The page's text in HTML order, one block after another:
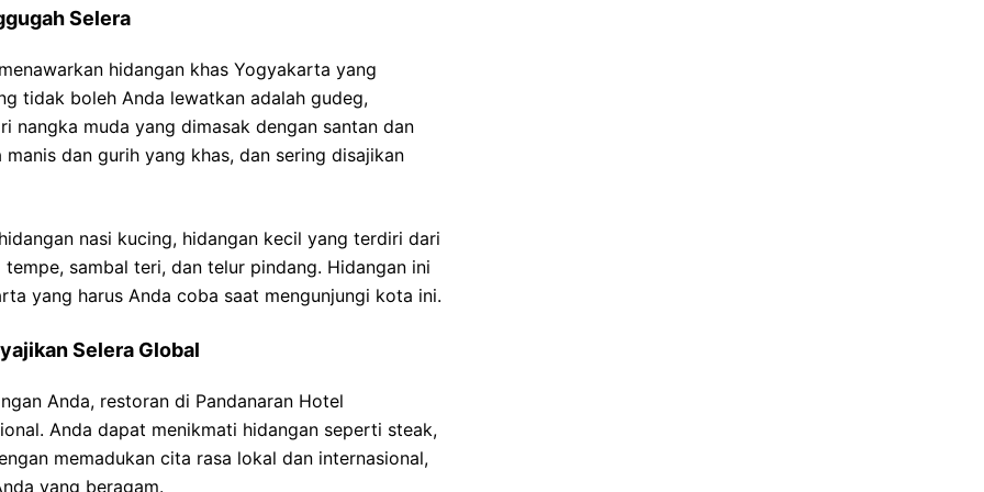
Selera
hidangan khas Yogyakarta yang
tidak boleh Anda lewatkan adalah gudeg,
nangka muda yang dimasak dengan santan dan
dan gurih yang khas, dan sering disajikan
nasi kucing, hidangan kecil yang terdiri dari
sambal teri, dan telur pindang. Hidangan ini
yang harus Anda coba saat mengunjungi kota ini.
Selera Global
Anda, restoran di Pandanaran Hotel
Anda dapat menikmati hidangan seperti steak,
memadukan cita rasa lokal dan internasional,
yang beragam.